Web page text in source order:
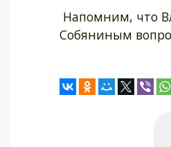
Напомним, что
Собяниным